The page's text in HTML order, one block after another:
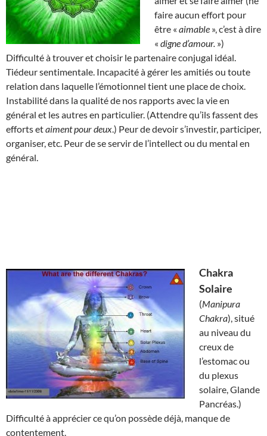
faire aucun effort pour
être « aimable », c’est à dire
« digne d’amour. »)
Difficulté à trouver et choisir le partenaire conjugal idéal.
Tiédeur sentimentale. Incapacité à gérer les amitiés ou toute
relation dans laquelle l’émotionnel tient une place de choix.
Instabilité dans la qualité de nos rapports avec la vie en
général et les autres en particulier. (Attendre qu’ils fassent des
efforts etaiment pour deux.) Peur de devoir s’investir, participer,
organiser, etc. Peur de se servir de l’intellect ou du mental en
général.
Chakra
Solaire
(Manipura
Chakra), situé
au niveau du
creux de
l’estomac ou
du plexus
solaire, Glande
Pancréas.)
Difficulté à apprécier ce qu’on possède déjà, manque de
contentement.